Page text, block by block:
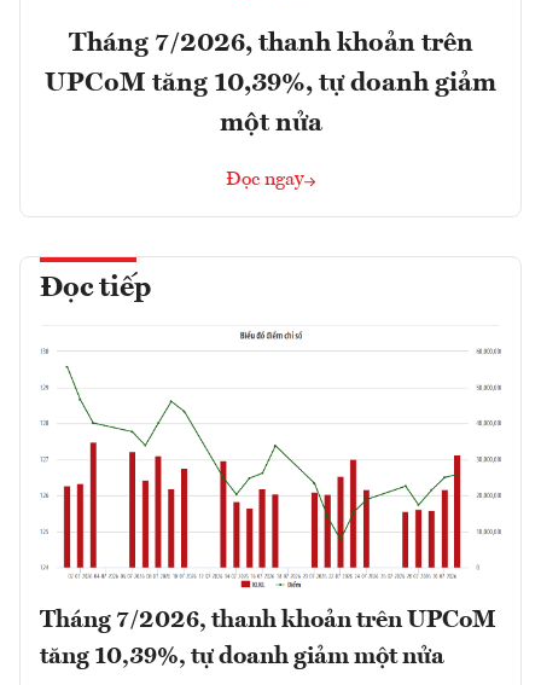
Tháng 7/2026, thanh khoản trên
UPCoM tăng 10,39%, tự doanh giảm
một nửa
Đọc ngay
Đọc tiếp
Tháng 7/2026, thanh khoản trên UPCoM
tăng 10,39%, tự doanh giảm một nửa